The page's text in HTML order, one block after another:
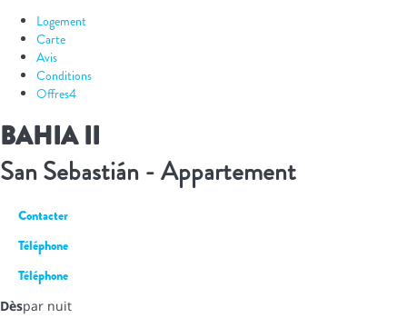
Logement
Carte
Avis
Conditions
Offres4
BAHIA II
San Sebastián -Appartement
Contacter
Téléphone
Téléphone
Dèspar nuit